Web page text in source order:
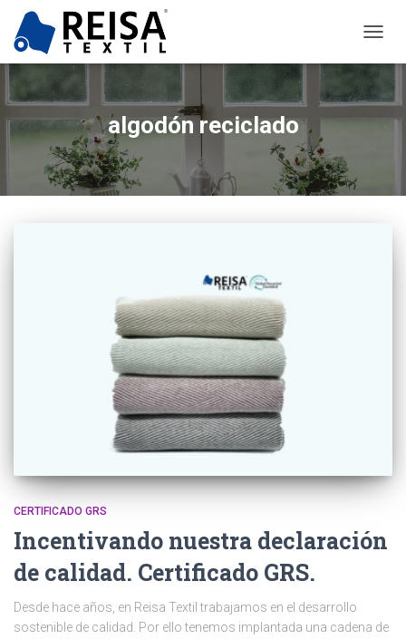
algodón reciclado
CERTIFICADO GRS
Incentivando nuestra declaración
de calidad. Certificado GRS.
Desde hace años, en Reisa Textil trabajamos en el desarrollo
sostenible de calidad. Por ello tenemos implantada una cadena de